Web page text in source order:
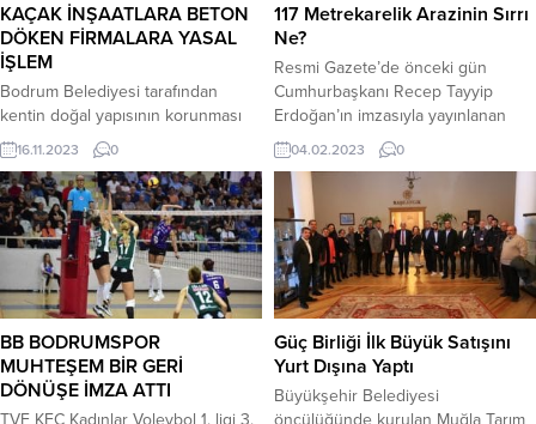
KAÇAK İNŞAATLARA BETON
DÖKEN FİRMALARA YASAL
İŞLEM
Bodrum Belediyesi tarafından
kentin doğal yapısının korunması
için yürütülen kaçak yapılaşma ile
mücadele çalışmaları kapsamında,
kaçak ve ruhsatsız inşaatlara beton
veren firmalar hakkında yasal işlem
uygulandı. Bodrum Belediye
Başkanı Ahmet Aras’ın talimatıyla
Belediye İmar ve Şehircilik
Müdürlüğü tarafından “Afet Riskine
Karşı Alınacak Tedbirler ve Kaçak
Yapılaşma ile Mücadele”
kapsamında, ilçe...
16.11.2023 0
117 Metrekarelik Arazinin Sırrı
Ne?
Resmi Gazete’de önceki gün
Cumhurbaşkanı Recep Tayyip
Erdoğan’ın imzasıyla yayınlanan
kararla Bodrum Göltürkbükü’nde
orman alanı dışına çıkartılan 117
metrekarelik alan Meclis
gündemine taşındı. Kamuoyunun
“yine birilerine peşkeş mi
çekilecek” diye merak ettiği
araziyle ilgili soru önergesi
hazırlayan CHP Muğla Milletvekili
Mürsel Alban, “arazinin orman
sınırları dışına çıkarılmasının
gerekçesi nedir? Orman...
04.02.2023 0
BB BODRUMSPOR
MUHTEŞEM BİR GERİ
DÖNÜŞE İMZA ATTI
TVF KFC Kadınlar Voleybol 1. ligi 3.
Güç Birliği İlk Büyük Satışını
Yurt Dışına Yaptı
Büyükşehir Belediyesi
öncülüğünde kurulan Muğla Tarım